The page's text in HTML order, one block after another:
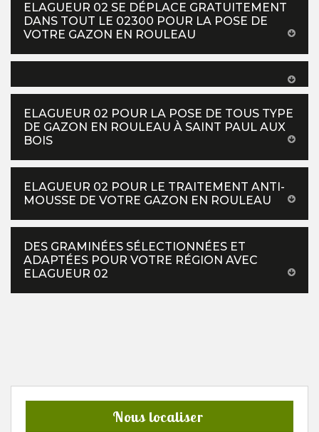
ELAGUEUR 02 SE DÉPLACE GRATUITEMENT
DANS TOUT LE 02300 POUR LA POSE DE
VOTRE GAZON EN ROULEAU
ELAGUEUR 02 POUR LA POSE DE TOUS TYPE
DE GAZON EN ROULEAU À SAINT PAUL AUX
BOIS
ELAGUEUR 02 POUR LE TRAITEMENT ANTI-
MOUSSE DE VOTRE GAZON EN ROULEAU
DES GRAMINÉES SÉLECTIONNÉES ET
ADAPTÉES POUR VOTRE RÉGION AVEC
ELAGUEUR 02
Nous localiser